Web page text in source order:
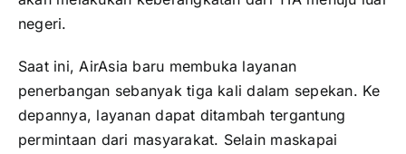
negeri.
Saat ini, AirAsia baru membuka layanan
penerbangan sebanyak tiga kali dalam sepekan. Ke
depannya, layanan dapat ditambah tergantung
permintaan dari masyarakat. Selain maskapai